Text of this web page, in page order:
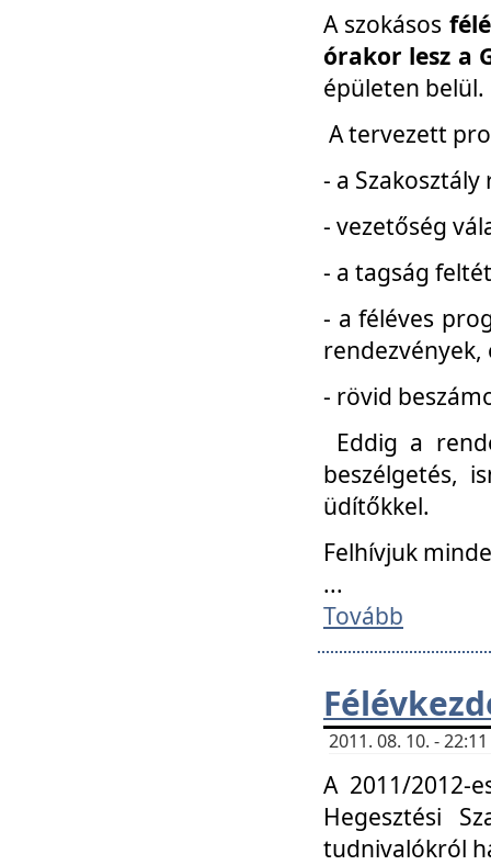
A szokásos
órakor lesz a
épületen belül.
A tervezett
- a
- vezetőség
- a tagság
- a féléves
- rövid
Eddig a
beszélgetés,
üdítőkkel.
Felhívjuk
...
Tovább
2011. 08. 10. -
A 2011/2012-
Hegesztési
tudnivalókról